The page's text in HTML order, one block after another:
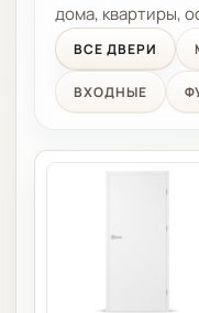
дома, квартиры,
ВСЕ ДВЕРИ
ВХОДНЫЕ